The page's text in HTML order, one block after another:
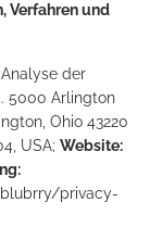
Verfahren und
der
5000 Arlington
Ohio 43220
USA; Website:
privacy-